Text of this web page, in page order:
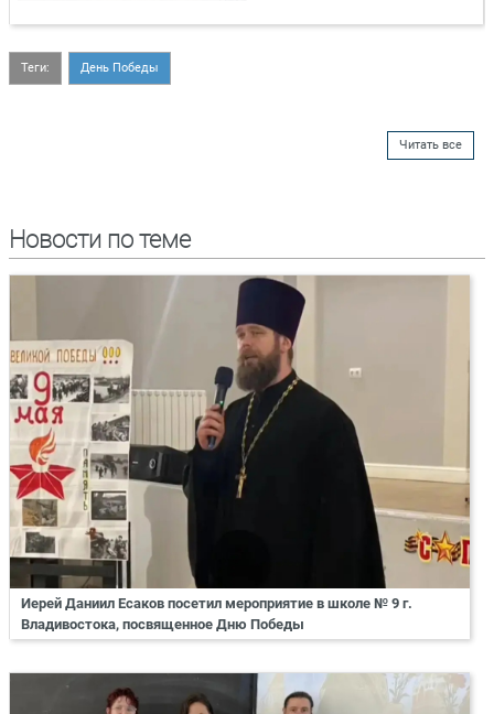
Теги: День Победы
Читать все
Новости по теме
Иерей Даниил Есаков посетил мероприятие в школе № 9 г.
Владивостока, посвященное Дню Победы